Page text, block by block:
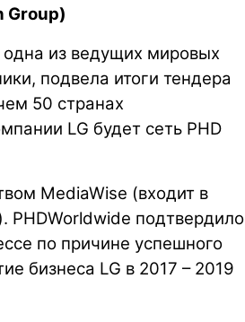
Group)
одна из ведущих мировых
подвела итоги тендера
50 странах
LG будет сеть PHD
MediaWise (входит в
PHDWorldwide подтвердило
по причине успешного
бизнеса LG в 2017 – 2019